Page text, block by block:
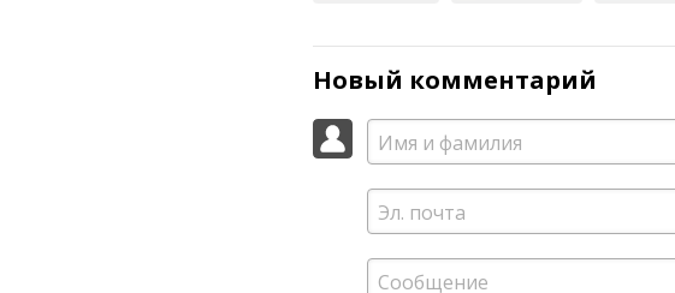
Новый комментарий